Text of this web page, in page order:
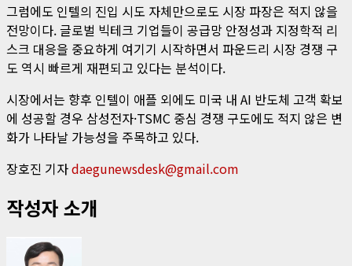
그럼에도 인텔의 진입 시도 자체만으로도 시장 파장은 적지 않을
전망이다. 글로벌 빅테크 기업들이 공급망 안정성과 지정학적 리
스크 대응을 중요하게 여기기 시작하면서 파운드리 시장 경쟁 구
도 역시 빠르게 재편되고 있다는 분석이다.
시장에서는 향후 인텔이 애플 외에도 미국 내 AI 반도체 고객 확보
에 성공할 경우 삼성전자·TSMC 중심 경쟁 구도에도 적지 않은 변
화가 나타날 가능성을 주목하고 있다.
장호진 기자daegunewsdesk@gmail.com
작성자 소개